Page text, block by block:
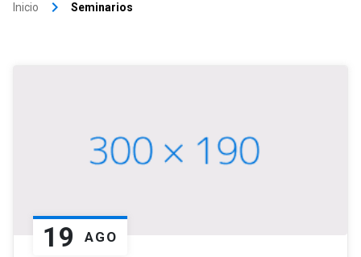
Inicio keyboard_arrow_right Seminarios
19 AGO